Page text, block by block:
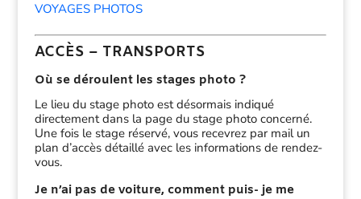
VOYAGES PHOTOS
ACCÈS – TRANSPORTS
Où se déroulent les stages photo ?
Le lieu du stage photo est désormais indiqué
directement dans la page du stage photo concerné.
Une fois le stage réservé, vous recevrez par mail un
plan d’accès détaillé avec les informations de rendez-
vous.
Je n’ai pas de voiture, comment puis- je me